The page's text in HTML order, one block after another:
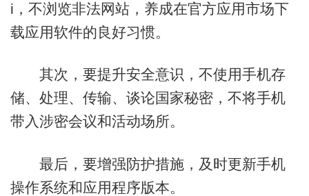
i，不浏览非法网站，养成在官方应用市场下
载应用软件的良好习惯。
其次，要提升安全意识，不使用手机存
储、处理、传输、谈论国家秘密，不将手机
带入涉密会议和活动场所。
最后，要增强防护措施，及时更新手机
操作系统和应用程序版本。